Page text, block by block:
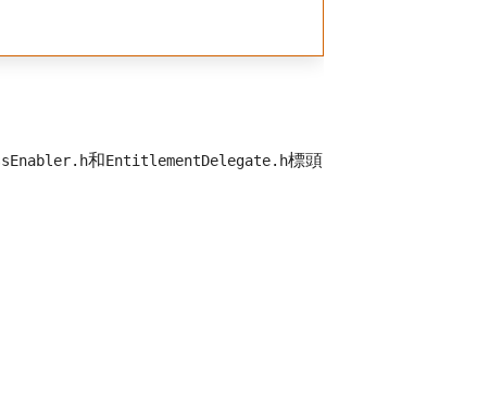
和EntitlementDelegate.h標頭